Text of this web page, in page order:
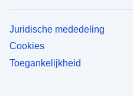
Juridische mededeling
Cookies
Toegankelijkheid